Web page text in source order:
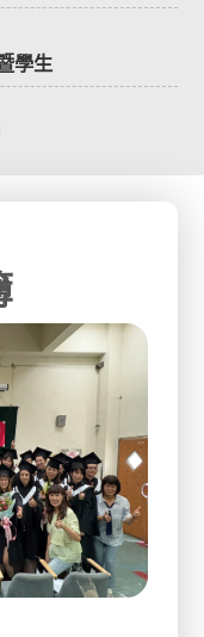
學生
專班
助方